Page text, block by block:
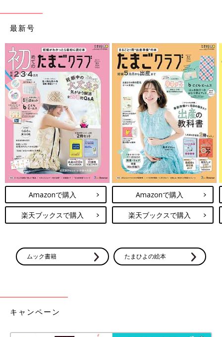
最新号
Amazonで購入
楽天ブックスで購入
Amazonで購入
楽天ブックスで購入
ムック書籍 たまひよの絵本
キャンペーン